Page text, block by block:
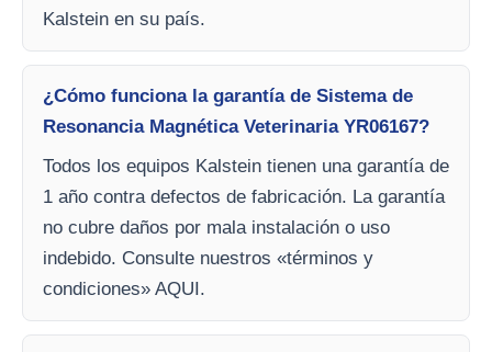
Kalstein en su país.
¿Cómo funciona la garantía de Sistema de
Resonancia Magnética Veterinaria YR06167?
Todos los equipos Kalstein tienen una garantía de
1 año contra defectos de fabricación. La garantía
no cubre daños por mala instalación o uso
indebido. Consulte nuestros «términos y
condiciones» AQUI.